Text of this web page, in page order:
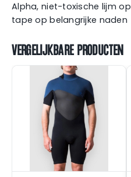
Alpha, niet-toxische lijm
tape op belangrijke naden
VERGELIJKBARE PRODUCTEN